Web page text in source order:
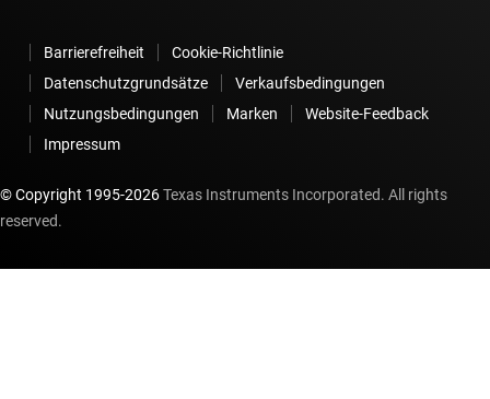
Barrierefreiheit
Cookie-Richtlinie
Datenschutzgrundsätze
Verkaufsbedingungen
Nutzungsbedingungen
Marken
Website-Feedback
Impressum
© Copyright 1995-2026Texas Instruments Incorporated. All rights
reserved.